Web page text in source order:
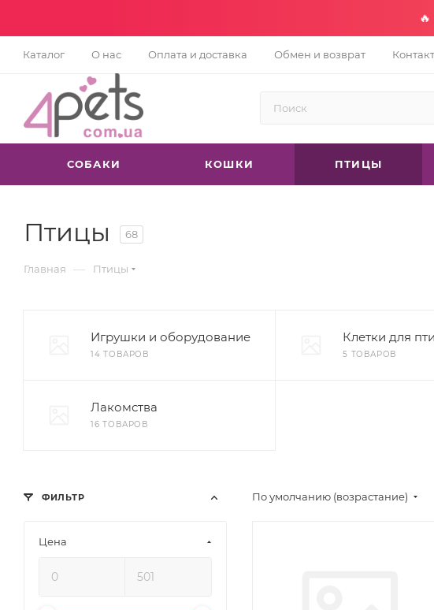
Каталог О нас Оплата и доставка Обмен и возврат
СОБАКИ КОШКИ ПТИЦЫ
Птицы 68
Главная — Птицы
Игрушки и оборудование
14 ТОВАРОВ
Клетки для
5 ТОВАРОВ
Лакомства
16 ТОВАРОВ
По умолчанию (возрастание)
ФИЛЬТР
Цена